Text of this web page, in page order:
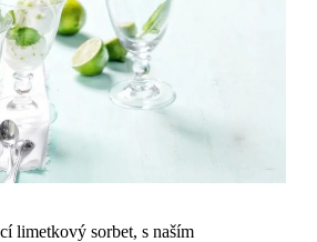
limetkový sorbet, s naším